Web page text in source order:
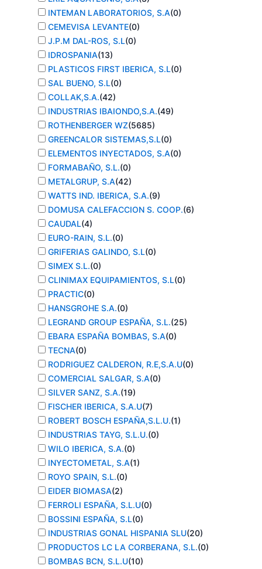
INTEMAN LABORATORIOS, S.A(0)
CEMEVISA LEVANTE(0)
J.P.M DAL-ROS, S.L(0)
IDROSPANIA(13)
PLASTICOS FIRST IBERICA, S.L(0)
SAL BUENO, S.L(0)
COLLAK,S.A.(42)
INDUSTRIAS IBAIONDO,S.A.(49)
ROTHENBERGER WZ(5685)
GREENCALOR SISTEMAS,S.L(0)
ELEMENTOS INYECTADOS, S.A(0)
FORMABAÑO, S.L.(0)
METALGRUP, S.A(42)
WATTS IND. IBERICA, S.A.(9)
DOMUSA CALEFACCION S. COOP.(6)
CAUDAL(4)
EURO-RAIN, S.L.(0)
GRIFERIAS GALINDO, S.L(0)
SIMEX S.L.(0)
CLINIMAX EQUIPAMIENTOS, S.L(0)
PRACTIC(0)
HANSGROHE S.A.(0)
LEGRAND GROUP ESPAÑA, S.L.(25)
EBARA ESPAÑA BOMBAS, S.A(0)
TECNA(0)
RODRIGUEZ CALDERON, R.E,S.A.U(0)
COMERCIAL SALGAR, S.A(0)
SILVER SANZ, S.A.(19)
FISCHER IBERICA, S.A.U(7)
ROBERT BOSCH ESPAÑA,S.L.U.(1)
INDUSTRIAS TAYG, S.L.U.(0)
WILO IBERICA, S.A.(0)
INYECTOMETAL, S.A(1)
ROYO SPAIN, S.L.(0)
EIDER BIOMASA(2)
FERROLI ESPAÑA, S.L.U(0)
BOSSINI ESPAÑA, S.L(0)
INDUSTRIAS GONAL HISPANIA SLU(20)
PRODUCTOS LC LA CORBERANA, S.L.(0)
BOMBAS BCN, S.L.U(10)